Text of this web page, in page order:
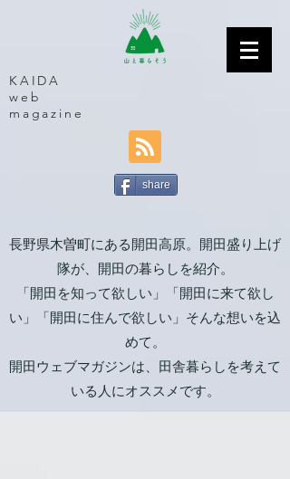
KAIDA
web
magazine
share
長野県木曽町にある開田高原。開田盛り上げ
隊が、開田の暮らしを紹介。
「開田を知って欲しい」「開田に来て欲し
い」「開田に住んで欲しい」そんな想いを込
めて。
開田ウェブマガジンは、田舎暮らしを考えて
いる人にオススメです。